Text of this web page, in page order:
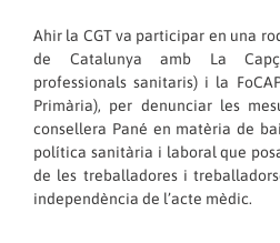
Ahir la CGT va participar en una
de Catalunya amb La
professionals sanitaris) i la
Primària), per denunciar les
consellera Pané en matèria de
política sanitària i laboral que
de les treballadores i
independència de l’acte mèdic.